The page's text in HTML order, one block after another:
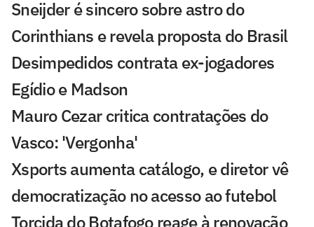
Sneijder é sincero sobre astro do
Corinthians e revela proposta do Brasil
Desimpedidos contrata ex-jogadores
Egídio e Madson
Mauro Cezar critica contratações do
Vasco: 'Vergonha'
Xsports aumenta catálogo, e diretor vê
democratização no acesso ao futebol
Torcida do Botafogo reage à renovação